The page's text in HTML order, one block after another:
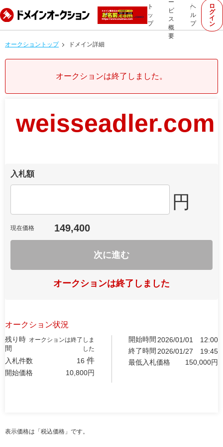
ト
ッ
プ
ー
ビ
ス
概
要
ヘ
ル
プ
ロ
グ
イ
ン
オークショントップ ドメイン詳細
オークションは終了しました。
weisseadler.com
入札額
円
現在価格 149,400
次に進む
オークションは終了しました
オークション状況
残り時
間
オークションは終了しま
した
入札件数 16 件
開始価格 10,800円
開始時間 2026/01/01
12:00
終了時間 2026/01/27
19:45
最低入札価格
150,000円
表示価格は「税込価格」です。